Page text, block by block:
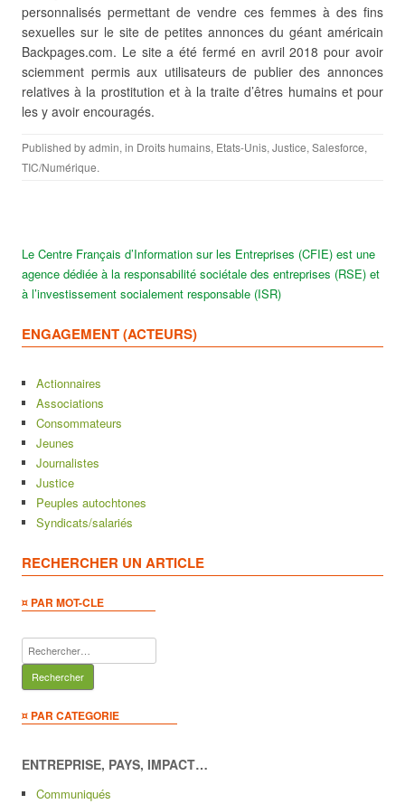
personnalisés permettant de vendre ces femmes à des fins
sexuelles sur le site de petites annonces du géant américain
Backpages.com. Le site a été fermé en avril 2018 pour avoir
sciemment permis aux utilisateurs de publier des annonces
relatives à la prostitution et à la traite d’êtres humains et pour
les y avoir encouragés.
Published byadmin, in Droits humains, Etats-Unis, Justice, Salesforce,
TIC/Numérique.
Le Centre Français d’Information sur les Entreprises (CFIE) est une
agence dédiée à la responsabilité sociétale des entreprises (RSE) et
à l’investissement socialement responsable (ISR)
ENGAGEMENT (ACTEURS)
Actionnaires
Associations
Consommateurs
Jeunes
Journalistes
Justice
Peuples autochtones
Syndicats/salariés
RECHERCHER UN ARTICLE
¤ PAR MOT-CLE
Rechercher :
¤ PAR CATEGORIE
ENTREPRISE, PAYS, IMPACT…
Communiqués